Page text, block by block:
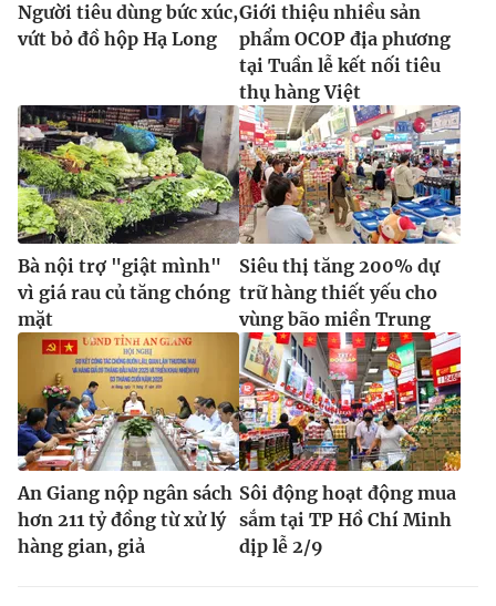
Người tiêu dùng bức xúc,
vứt bỏ đồ hộp Hạ Long
Giới thiệu nhiều sản
phẩm OCOP địa phương
tại Tuần lễ kết nối tiêu
thụ hàng Việt
Bà nội trợ "giật mình"
vì giá rau củ tăng chóng
mặt
Siêu thị tăng 200% dự
trữ hàng thiết yếu cho
vùng bão miền Trung
An Giang nộp ngân sách
hơn 211 tỷ đồng từ xử lý
hàng gian, giả
Sôi động hoạt động mua
sắm tại TP Hồ Chí Minh
dịp lễ 2/9